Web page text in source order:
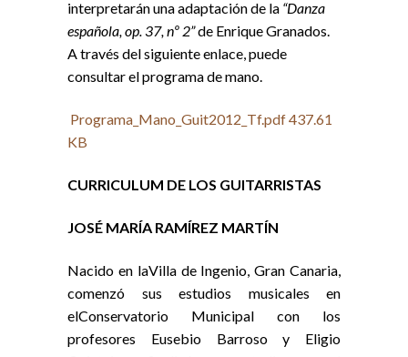
interpretarán una adaptación de la “Danza
española, op. 37, nº 2”de Enrique Granados.
A través del siguiente enlace, puede
consultar el programa de mano.
Programa_Mano_Guit2012_Tf.pdf437.61
KB
CURRICULUM DE LOS GUITARRISTAS
JOSÉ MARÍA RAMÍREZ MARTÍN
Nacido en laVilla de Ingenio, Gran Canaria,
comenzó sus estudios musicales en
elConservatorio Municipal con los
profesores Eusebio Barroso y Eligio